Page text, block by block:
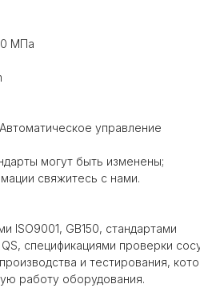
МПа
управление
могут быть изменены;
свяжитесь с нами.
ISO9001, GB150, стандартами
спецификациями проверки
и тестирования,
работу оборудования.